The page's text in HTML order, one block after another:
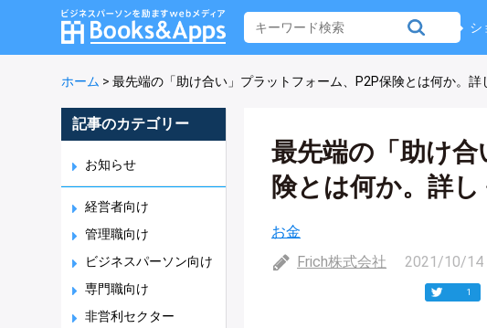
シ
ホーム > 最先端の「助け合い」プラットフォーム、P2P保険とは何か。詳
記事のカテゴリー
お知らせ
経営者向け
管理職向け
ビジネスパーソン向け
専門職向け
非営利セクター
最先端の「助け
険とは何か。詳し
お金
Frich株式会社
2021/10/14
1